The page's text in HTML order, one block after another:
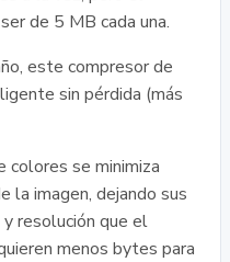
de 5 MB cada una.
este compresor de
sin pérdida (más
colores se minimiza
imagen, dejando sus
resolución que el
menos bytes para